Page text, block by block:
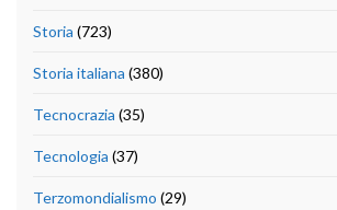
Storia (723)
Storia italiana (380)
Tecnocrazia (35)
Tecnologia (37)
Terzomondialismo (29)